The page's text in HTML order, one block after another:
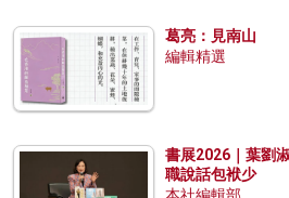
葛亮：見南山
編輯精選
書展2026｜葉劉
職說話包袱少